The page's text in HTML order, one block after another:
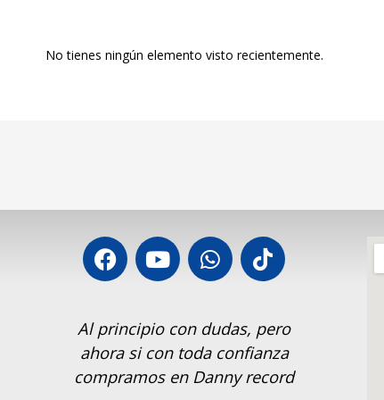
No tienes ningún elemento visto recientemente.
Al principio con dudas, pero
ahora si con toda confianza
compramos en Danny record